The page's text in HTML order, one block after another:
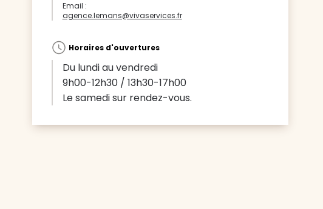
Email :
agence.lemans@vivaservices.fr
Horaires d'ouvertures
Du lundi au vendredi
9h00-12h30 / 13h30-17h00
Le samedi sur rendez-vous.